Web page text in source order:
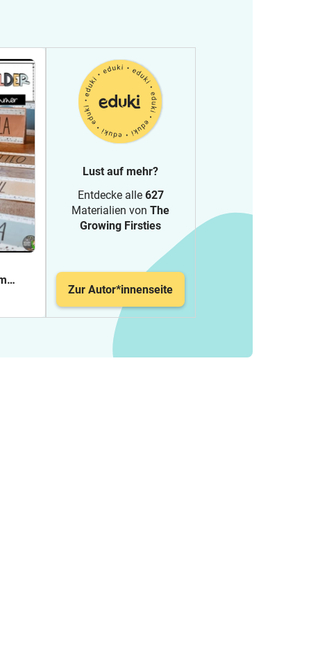
Lust auf mehr?
Entdecke alle 627
Materialien von The
Growing Firsties
Zur Autor*innenseite